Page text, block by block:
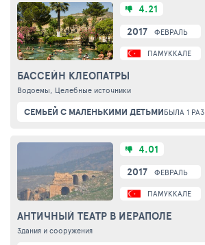
2017 ФЕВРАЛЬ
ПАМУККАЛЕ
БАССЕЙН КЛЕОПАТРЫ
Водоемы, Целебные источники
4.21
СЕМЬЕЙ С МАЛЕНЬКИМИ ДЕТЬМИБЫЛА 1 РАЗ
2017 ФЕВРАЛЬ
ПАМУККАЛЕ
АНТИЧНЫЙ ТЕАТР В ИЕРАПОЛЕ
Здания и сооружения
4.01